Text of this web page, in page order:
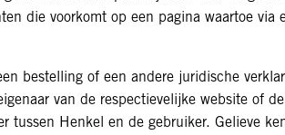
die voorkomt op een pagina waartoe via
bestelling of een andere juridische
van de respectievelijke website of
tussen Henkel en de gebruiker. Gelieve